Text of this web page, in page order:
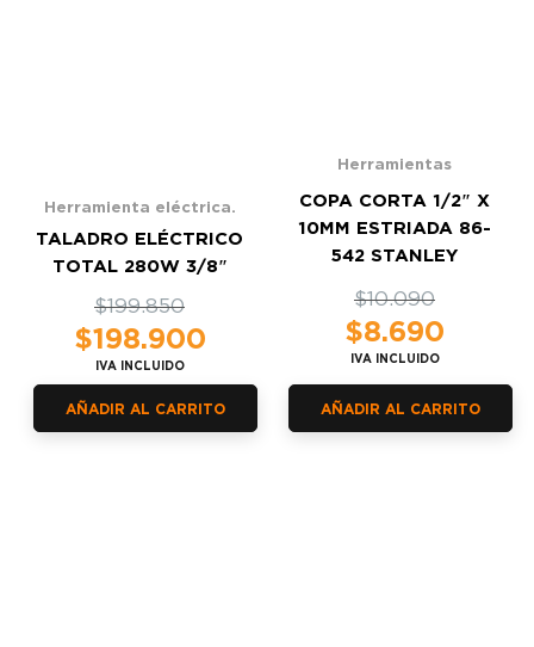
Herramienta eléctrica.
TALADRO ELÉCTRICO
TOTAL 280W 3/8″
$199.850
precio
original
era:
$199.850.
$198.900
precio
es:
$198.900.
IVA INCLUIDO
AÑADIR AL CARRITO
Herramientas
COPA CORTA 1/2″ X
10MM ESTRIADA 86-
542 STANLEY
$10.090
$10.090.
$8.690
$8.690.
IVA INCLUIDO
AÑADIR AL CARRITO